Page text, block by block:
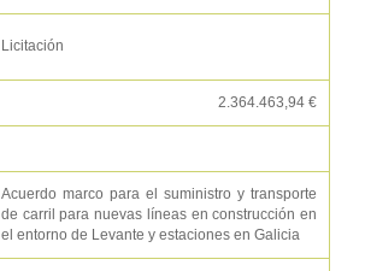
Licitación
2.364.463,94 €
Acuerdo marco para el suministro y transporte
de carril para nuevas líneas en construcción en
el entorno de Levante y estaciones en Galicia